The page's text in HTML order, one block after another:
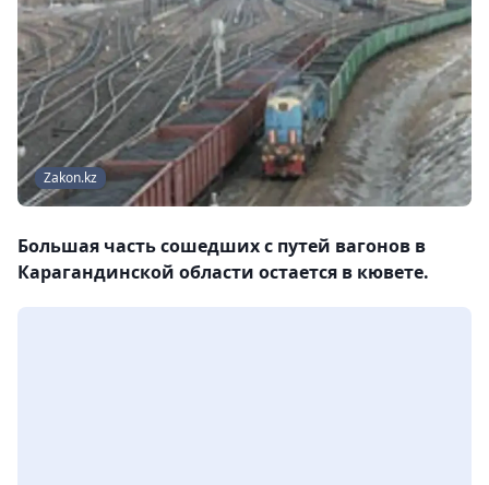
Zakon.kz
Большая часть сошедших с путей вагонов в
Карагандинской области остается в кювете.